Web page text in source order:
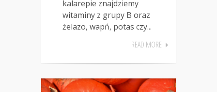
kalarepie znajdziemy
witaminy z grupy B oraz
żelazo, wapń, potas czy...
READ MORE